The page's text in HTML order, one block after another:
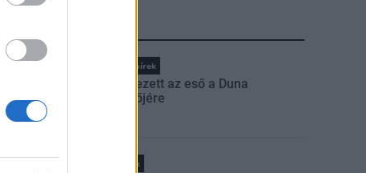
Országos hírek
Megérkezett az eső a Duna
vízgyűjtőjére
Helyi hírek